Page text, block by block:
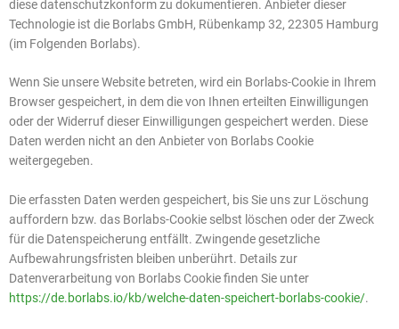
diese datenschutzkonform zu dokumentieren. Anbieter dieser
Technologie ist die Borlabs GmbH, Rübenkamp 32, 22305 Hamburg
(im Folgenden Borlabs).
Wenn Sie unsere Website betreten, wird ein Borlabs-Cookie in Ihrem
Browser gespeichert, in dem die von Ihnen erteilten Einwilligungen
oder der Widerruf dieser Einwilligungen gespeichert werden. Diese
Daten werden nicht an den Anbieter von Borlabs Cookie
weitergegeben.
Die erfassten Daten werden gespeichert, bis Sie uns zur Löschung
auffordern bzw. das Borlabs-Cookie selbst löschen oder der Zweck
für die Datenspeicherung entfällt. Zwingende gesetzliche
Aufbewahrungsfristen bleiben unberührt. Details zur
Datenverarbeitung von Borlabs Cookie finden Sie unter
https://de.borlabs.io/kb/welche-daten-speichert-borlabs-cookie/.